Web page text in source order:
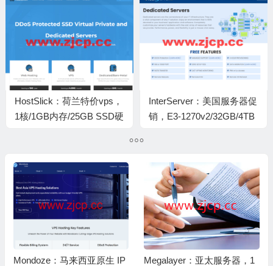
月起，可选Cera洛杉矶
CN2 GIA/Kurun洛杉矶
CN2GIA+CUPM9929
宽，€2.99/月
HostSlick：荷兰特价vps，
1核/1GB内存/25GB SSD硬
InterServer：美国服务器促
销，E3-1270v2/32GB/4TB
月付49美元
Mondoze：马来西亚原生 IP
Megalayer：亚太服务器，1